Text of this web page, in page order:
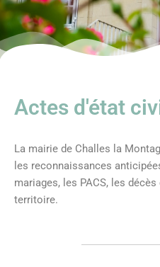
Actes d'état
La mairie de Challes la
les reconnaissances
mariages, les PACS, les
territoire.